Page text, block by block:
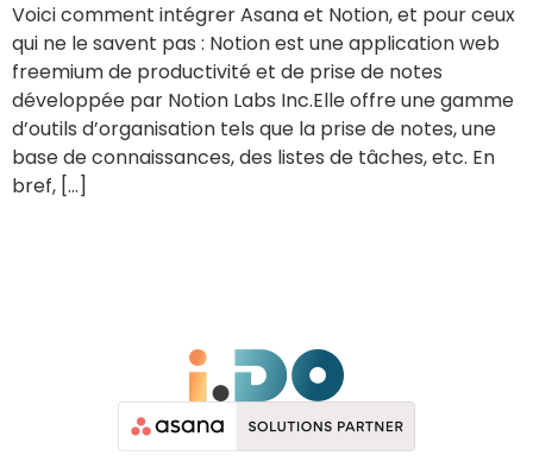
Voici comment intégrer Asana et Notion, et pour ceux
qui ne le savent pas : Notion est une application web
freemium de productivité et de prise de notes
développée par Notion Labs Inc.Elle offre une gamme
d’outils d’organisation tels que la prise de notes, une
base de connaissances, des listes de tâches, etc. En
bref, […]